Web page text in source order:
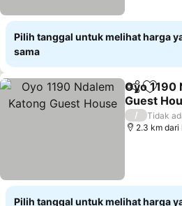
Pilih tanggal untuk melihat harga
sama
Bagikan
Oyo 1190
Guest
/
Tidak
2.3 km dari
Pilih tanggal untuk melihat harga